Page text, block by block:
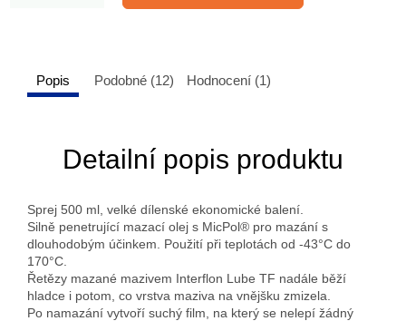
Popis Podobné (12) Hodnocení (1)
Detailní popis produktu
Sprej 500 ml, velké dílenské ekonomické balení.
Silně penetrující mazací olej s MicPol® pro mazání s
dlouhodobým účinkem. Použití při teplotách od -43°C do
170°C.
Řetězy mazané mazivem Interflon Lube TF nadále běží
hladce i potom, co vrstva maziva na vnějšku zmizela.
Po namazání vytvoří suchý film, na který se nelepí žádný